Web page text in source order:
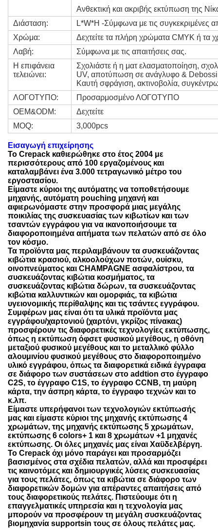
Ανθεκτική και ακριβής εκτύπωση της
Διάσταση:
L*W*H -Σύμφωνα με τις συγκεκριμένες
Χρώμα:
Δεχτείτε τα πλήρη χρώματα CMYK ή τα
Λαβή:
Σύμφωνα με τις απαιτήσεις σας.
Η επιφάνεια
τελειώνει:
Σχολιάστε ή η ματ ελασματοποίηση,
UV, αποτύπωση σε ανάγλυφο &
Καυτή σφράγιση, ακτινοβολία,
ΛΟΓΟΤΥΠΟ:
Προσαρμοσμένο ΛΟΓΟΤΥΠΟ
OEM&ODM:
Δεχτείτε
MOQ:
3,000pcs
Εισαγωγή επιχείρησης
Το Crepack καθιερώθηκε στο έτος 2004 με
περισσότερους από 100 εργαζομένους και
καταλαμβάνει ένα 3.000 τετραγωνικό μέτρο του
εργοστασίου.
Είμαστε κύριοι της αυτόματης να τοποθετήσουμε
μηχανής, αυτόματη pouching μηχανή και
αφιερωνόμαστε στην προσφορά μιας μεγάλης
ποικιλίας της συσκευασίας των κιβωτίων και των
τσαντών εγγράφου για να ικανοποιήσουμε τα
διαφοροποιημένα αιτήματα των πελατών από σε όλο
τον κόσμο.
Τα προϊόντα μας περιλαμβάνουν τα συσκευάζοντας
κιβώτια κρασιού, αλκοολούχων ποτών, ουίσκυ,
οινοπνεύματος και CHAMPAGNE ασφαλίστρου, τα
συσκευάζοντας κιβώτια κοσμήματος, τα
συσκευάζοντας κιβώτια δώρων, τα συσκευάζοντας
κιβώτια καλλυντικών και ομορφιάς, τα κιβώτια
υγειονομικής περίθαλψης και τις τσάντες εγγράφου.
Συμφέρων μας είναι ότι τα υλικά προϊόντα μας
εγγράφου/χαρτονιού (χαρτόνι, γκρίζος πίνακας)
προσφέρουν τις διαφορετικές τεχνολογίες εκτύπωσης,
όπως η εκτύπωση όφσετ φυσικού μεγέθους, η οθόνη
μεταξιού φυσικού μεγέθους και το μεταλλικό φύλλο
αλουμινίου φυσικού μεγέθους στο διαφοροποιημένο
υλικό εγγράφου, όπως τα διαφορετικά ειδικά έγγραφα
σε διάφορο των συστάσεων στο addtion στο έγγραφο
C2S, το έγγραφο C1S, το έγγραφο CCNB, τη μαύρη
κάρτα, την άσπρη κάρτα, το έγγραφο τεχνών και το
κ.λπ.
Είμαστε υπερήφανοι των τεχνολογιών εκτύπωσής
μας και είμαστε κύριοι της μηχανής εκτύπωσης 4
χρωμάτων, της μηχανής εκτύπωσης 5 χρωμάτων,
εκτύπωσης 6 colors+ 1 και 8 χρωμάτων +1 μηχανές
εκτύπωσης. Οι όλες μηχανές μας είναι Χαϋδελβέργη.
Το Crepack όχι μόνο παράγει και προσαρμόζει
βασισμένος στα σχέδια πελατών, αλλά και προσφέρει
τις καινοτόμες και δημιουργικές λύσεις συσκευασίας
για τους πελάτες, όπως τα κιβώτια σε διάφορο των
διαφορετικών δομών για απέραντες απαιτήσεις από
τους διαφορετικούς πελάτες. Πιστεύουμε ότι η
επαγγελματικές υπηρεσία και η τεχνολογία μας
μπορούν να προσφέρουν τη μεγάλη συσκευάζοντας
βιομηχανία supportsin τους σε όλους πελάτες μας.